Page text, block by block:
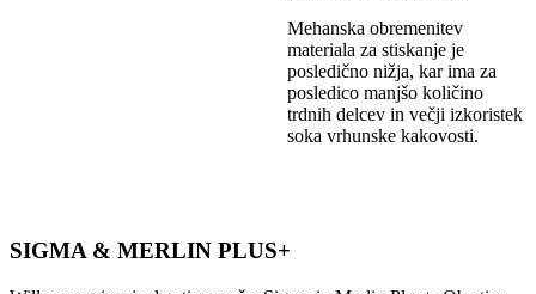
Mehanska obremenitev
materiala za stiskanje je
posledično nižja, kar ima za
posledico manjšo količino
trdnih delcev in večji izkoristek
soka vrhunske kakovosti.
SIGMA & MERLIN PLUS+